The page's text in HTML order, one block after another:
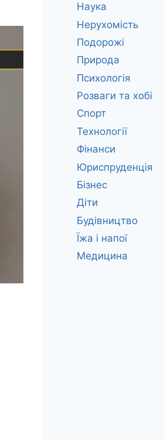
Наука
Нерухомість
Подорожі
Природа
Психологія
Розваги та хобі
Спорт
Технології
Фінанси
Юриспруденція
Бізнес
Діти
Будівництво
Їжа і напої
Медицина